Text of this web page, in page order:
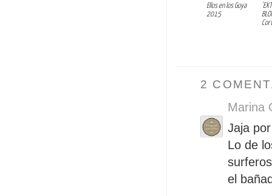
Ellos en los Goya
2015
2
Marina
Jaja
Lo de
el